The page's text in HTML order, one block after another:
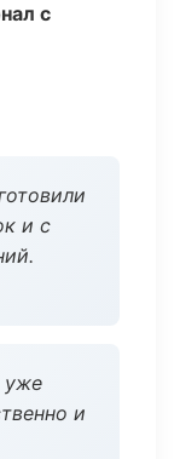
с
и с
уже
и